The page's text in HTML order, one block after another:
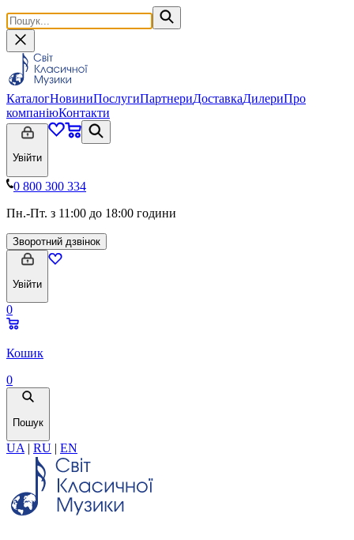
КаталогНовиниПослугиПартнериДоставкаДилериПро
компаніюКонтакти
Увійти
0 800 300 334
Пн.-Пт. з 11:00 до 18:00 години
Зворотний дзвінок
Увійти
0
Кошик
0
Пошук
UA | RU | EN